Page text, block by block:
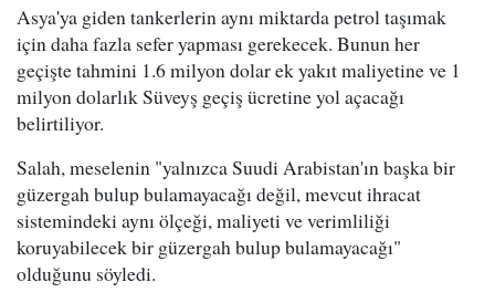
Asya'ya giden tankerlerin aynı miktarda petrol taşımak
için daha fazla sefer yapması gerekecek. Bunun her
geçişte tahmini 1.6 milyon dolar ek yakıt maliyetine ve 1
milyon dolarlık Süveyş geçiş ücretine yol açacağı
belirtiliyor.
Salah, meselenin "yalnızca Suudi Arabistan'ın başka bir
güzergah bulup bulamayacağı değil, mevcut ihracat
sistemindeki aynı ölçeği, maliyeti ve verimliliği
koruyabilecek bir güzergah bulup bulamayacağı"
olduğunu söyledi.